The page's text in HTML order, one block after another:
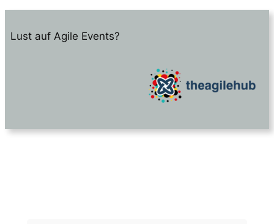
Lust auf Agile Events?